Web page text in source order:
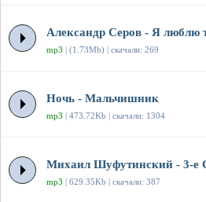
Александр Серов - Я люблю
mp3 | (1.73Mb) | скачали: 269
Ночь - Мальчишник
mp3 | 473.72Kb | скачали: 1304
Михаил Шуфутинский - 3-е
mp3 | 629.35Kb | скачали: 387